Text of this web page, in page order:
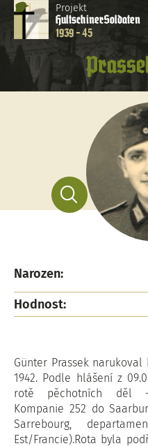
Projekt
HultschinerSoldaten
1939 - 45
Narozen:
Hodnost:
Günter Prassek
1942. Podle hlášení z
rotě pěchotních děl –
Kompanie 252 do
Sarrebourg,
Est/Francie).Rota byla